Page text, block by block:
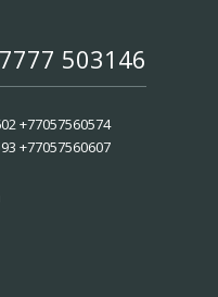
503146
+77057560574
+77057560607